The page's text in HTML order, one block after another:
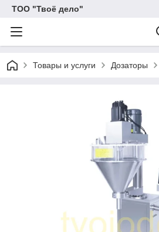
ТОО "Твоё дело"
Товары и услуги Дозаторы